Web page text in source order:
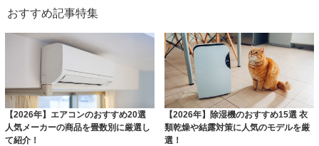
おすすめ記事特集
【2026年】エアコンのおすすめ20選
人気メーカーの商品を畳数別に厳選し
て紹介！
【2026年】除湿機のおすすめ15選 衣
類乾燥や結露対策に人気のモデルを厳
選！